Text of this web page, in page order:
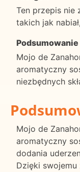
Ten przepis nie
takich jak
Podsumowanie
Mojo de
aromatyczny
niezbędnych
Mojo de
aromatyczny
dodania
Dzięki